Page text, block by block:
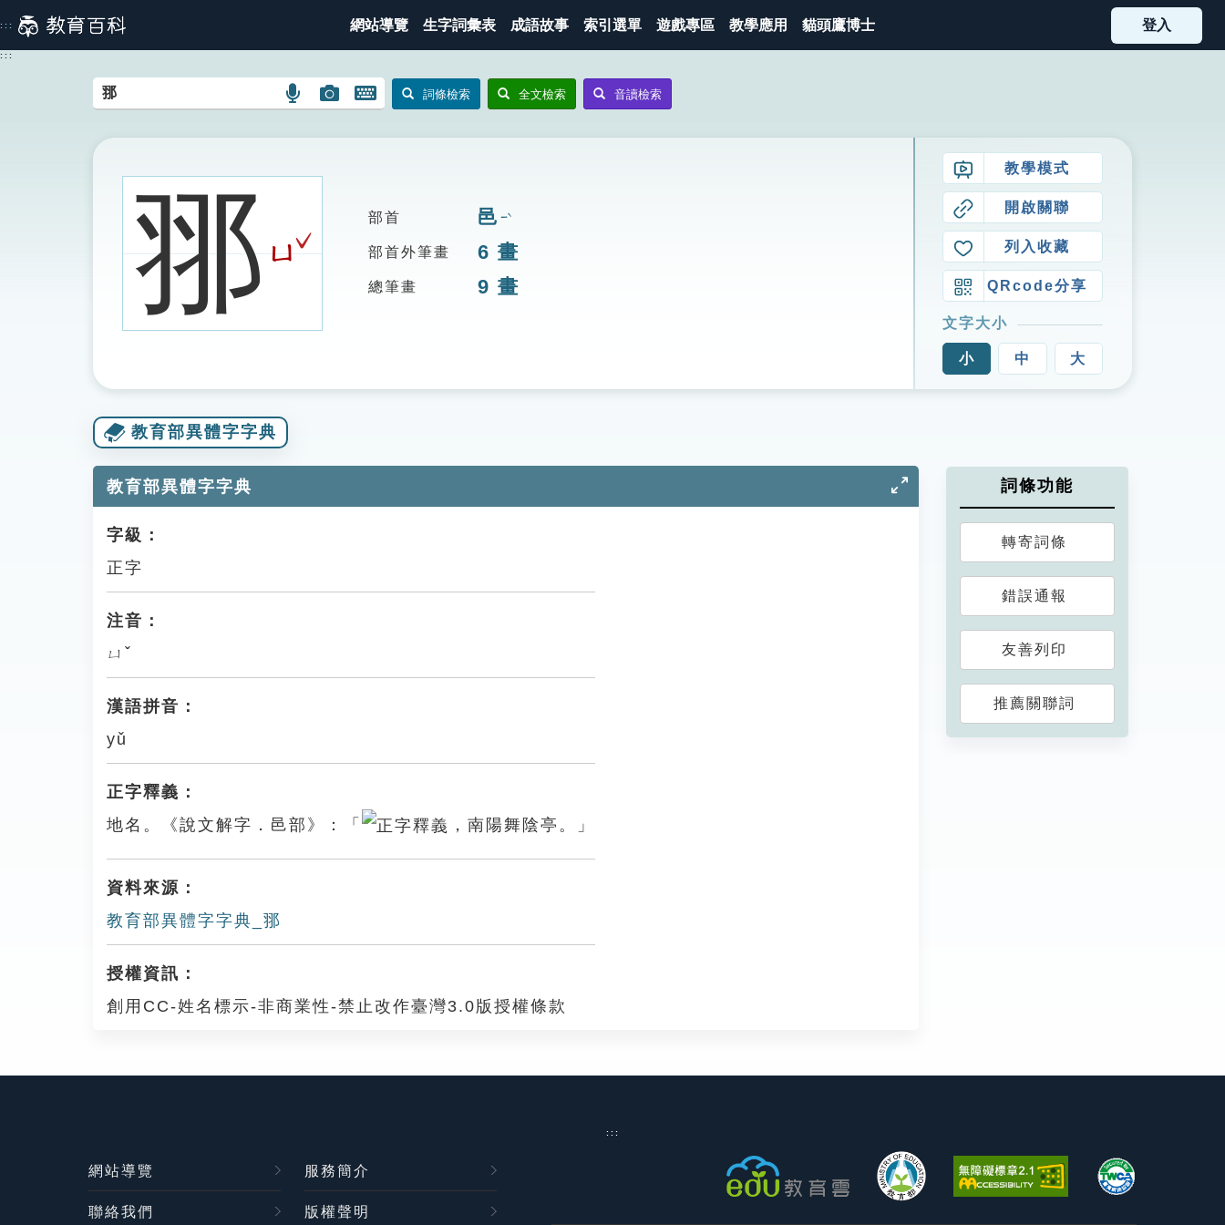
到
主
::: 網站導覽 生字詞彙表 成語故事 索引選單 遊戲專區 教學應用 貓頭鷹博士 登入
:::
語
搜
圖
圖
搜
開
鍵
詞條檢索 全文檢索 音讀檢索
䣁ㄩ
ˇ
部首 邑 ㄧˋ
部首外筆畫 6 畫
總筆畫 9 畫
教學模式
開啟關聯
列入收藏
QRcode分享
文字大小
小 中 大
教育部異體字字典
教育部異體字字典
字級：
正字
注音：
ㄩˇ
漢語拼音：
yǔ
正字釋義：
地名。《說文解字．邑部》：「
，南陽舞陰亭。」
資料來源：
教育部異體字字典_䣁
授權資訊：
創用CC-姓名標示-非商業性-禁止改作臺灣3.0版授權條款
詞條功能
轉寄詞條
錯誤通報
友善列印
推薦關聯詞
:::
網站導覽 服務簡介
聯絡我們 版權聲明